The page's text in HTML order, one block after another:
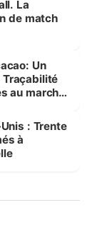
La
de match
Un
Traçabilité
au marché
: Trente
à